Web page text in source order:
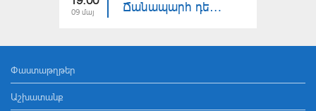
09 մայ Ճանապարհ դեպի Տոկիո 2020. Արթուր Դավթյան
Փաստաթղթեր
Աշխատանք